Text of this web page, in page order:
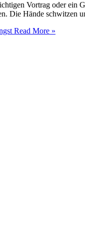
Vortrag oder ein
Die Hände
Read More »